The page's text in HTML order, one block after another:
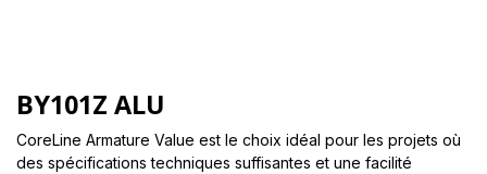
BY101Z ALU
CoreLine Armature Value est le choix idéal pour les projets où
des spécifications techniques suffisantes et une facilité